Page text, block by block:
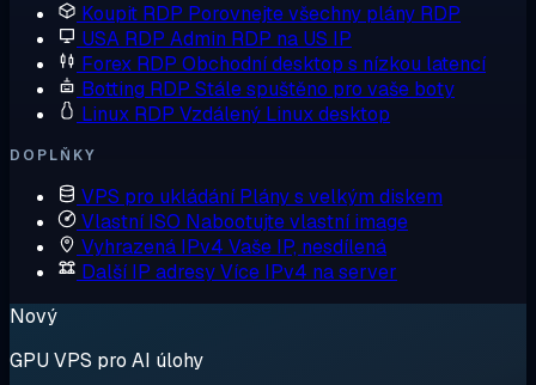
Koupit RDP Porovnejte všechny plány RDP
USA RDP Admin RDP na US IP
Forex RDP Obchodní desktop s nízkou latencí
Botting RDP Stále spuštěno pro vaše boty
Linux RDP Vzdálený Linux desktop
DOPLŇKY
VPS pro ukládání Plány s velkým diskem
Vlastní ISO Nabootujte vlastní image
Vyhrazená IPv4 Vaše IP, nesdílená
Další IP adresyVíce IPv4 na server
Nový
GPU VPS pro AI úlohy